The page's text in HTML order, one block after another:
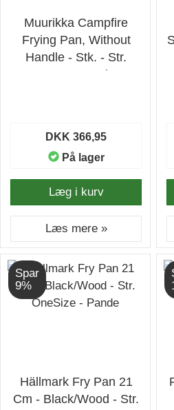
Muurikka Campfire
Frying Pan, Without
Handle - Stk. - Str.
23cm - Pande
DKK 366,95
På lager
Læg i kurv
Læs mere »
Spar
9%
Hällmark Fry Pan 21
Cm - Black/Wood - Str.